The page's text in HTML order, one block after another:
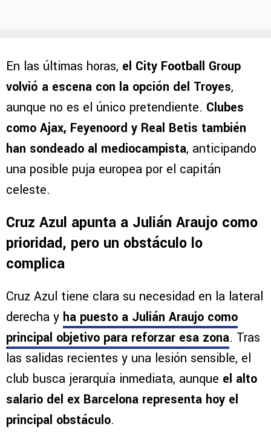
En las últimas horas, el City Football Group
volvió a escena con la opción del Troyes,
aunque no es el único pretendiente. Clubes
como Ajax, Feyenoord y Real Betis también
han sondeado al mediocampista, anticipando
una posible puja europea por el capitán
celeste.
Cruz Azul apunta a Julián Araujo como
prioridad, pero un obstáculo lo
complica
Cruz Azul tiene clara su necesidad en la lateral
derecha y ha puesto a Julián Araujo como
principal objetivo para reforzar esa zona. Tras
las salidas recientes y una lesión sensible, el
club busca jerarquía inmediata, aunque el alto
salario del ex Barcelona representa hoy el
principal obstáculo.